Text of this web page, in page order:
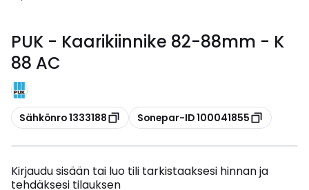
PUK - Kaarikiinnike 82-88mm - K
88 AC
Kopioi
Sähkönro 1333188 Kopioi
Sonepar-ID 100041855
Kirjaudu sisään tai luo tili tarkistaaksesi hinnan ja
tehdäksesi tilauksen